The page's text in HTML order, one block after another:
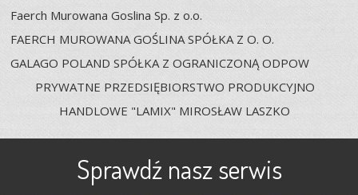
Faerch Murowana Goslina Sp. z o.o.
FAERCH MUROWANA GOŚLINA SPÓŁKA Z O. O.
GALAGO POLAND SPÓŁKA Z OGRANICZONĄ ODPOW
PRYWATNE PRZEDSIĘBIORSTWO PRODUKCYJNO
HANDLOWE "LAMIX" MIROSŁAW LASZKO
Sprawdź nasz serwis